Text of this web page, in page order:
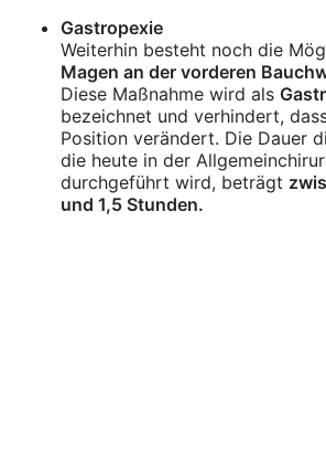
Gastropexie
Weiterhin besteht noch die
Magen an der vorderen
Diese Maßnahme wird als
bezeichnet und verhindert,
Position verändert. Die Dauer
die heute in der
durchgeführt wird, beträgt
und 1,5 Stunden.